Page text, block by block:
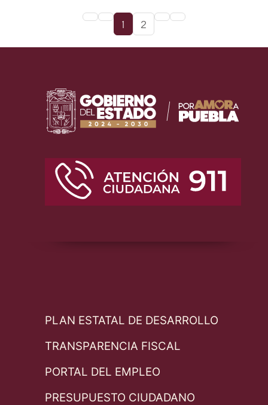
1 2
PLAN ESTATAL DE DESARROLLO
TRANSPARENCIA FISCAL
PORTAL DEL EMPLEO
PRESUPUESTO CIUDADANO